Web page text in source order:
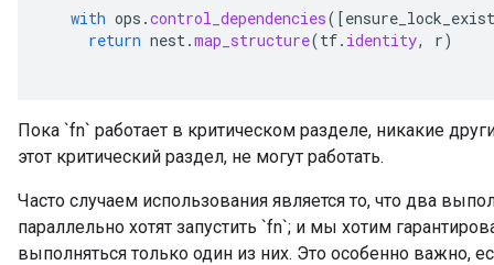
with ops .control_dependencies( [
return nest.map_structure(tf. identity, r)
Пока `fn` работает в критическом разделе, никакие
этот критический раздел, не могут работать.
Часто случаем использования является то, что два
параллельно хотят запустить `fn`; и мы хотим
выполняться только один из них. Это особенно важно,